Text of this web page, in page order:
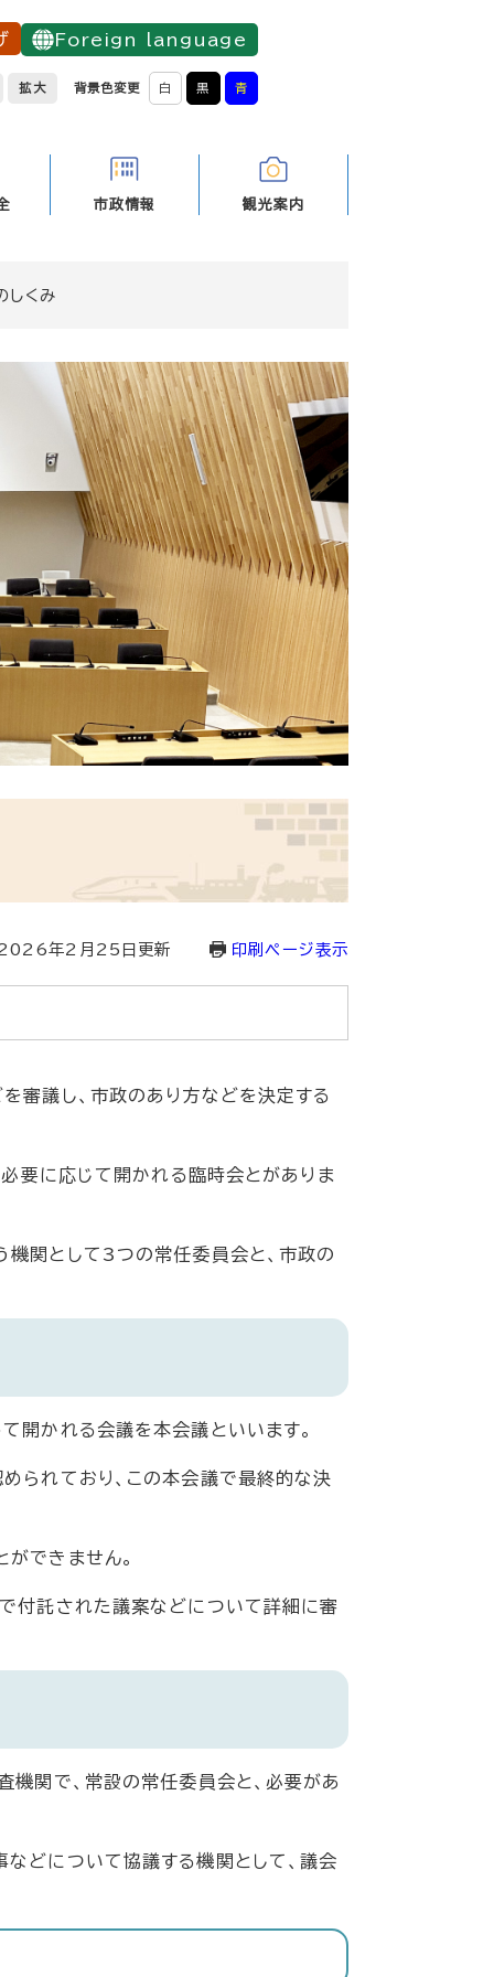
Foreign language
拡大 背景色変更 白 黒 青
市政情報 観光案内
しくみ
2026年2月25日更新 印刷ページ表示
審議し、市政のあり方などを決定する
要に応じて開かれる臨時会とがありま
関として3つの常任委員会と、市政の
開かれる会議を本会議といいます。
られており、この本会議で最終的な決
できません。
付託された議案などについて詳細に審
機関で、常設の常任委員会と、必要があ
どについて協議する機関として、議会